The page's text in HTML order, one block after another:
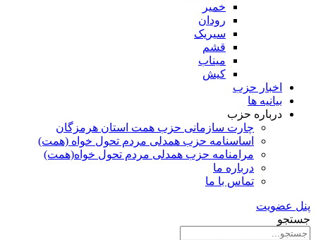
خمیر
رودان
سیریک
قشم
میناب
کیش
اخبار حزب
بیانیه ها
درباره حزب
چارت سازمانی حزب همت استان هرمزگان
اساسنامه حزب همدلی مردم تحول خواه (همت)
مرامنامه حزب همدلی مردم تحول خواه(همت)
درباره ما
تماس با ما
پنل عضویت
جستجو